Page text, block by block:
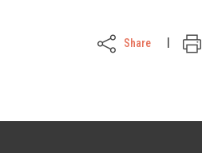
Share